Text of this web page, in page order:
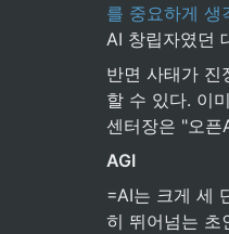
를 중요하게 생
AI 창립자였던
반면 사태가 진
할 수 있다. 이
센터장은 "오픈
AGI
=AI는 크게 세
히 뛰어넘는 초